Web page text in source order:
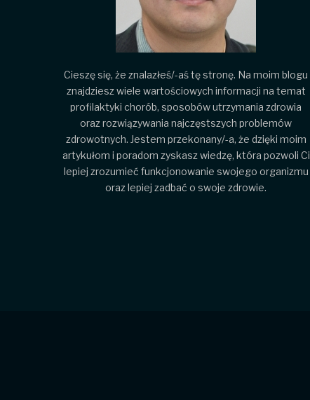
Cieszę się, że znalazłeś/-aś tę stronę. Na moim blogu
znajdziesz wiele wartościowych informacji na temat
profilaktyki chorób, sposobów utrzymania zdrowia
oraz rozwiązywania najczęstszych problemów
zdrowotnych. Jestem przekonany/-a, że dzięki moim
artykułom i poradom zyskasz wiedzę, która pozwoli Ci
lepiej zrozumieć funkcjonowanie swojego organizmu
oraz lepiej zadbać o swoje zdrowie.